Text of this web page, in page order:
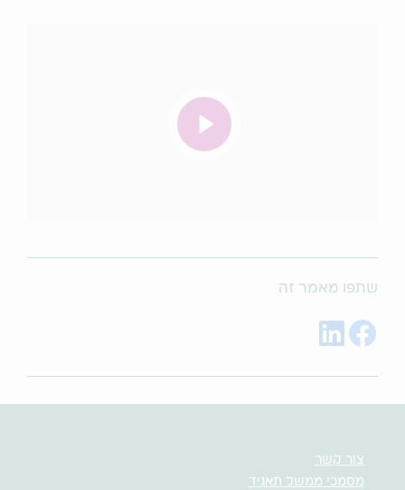
שתפו מאמר זה
Share on Facebook
צור קשר
מסמכי ממשל תאגיד